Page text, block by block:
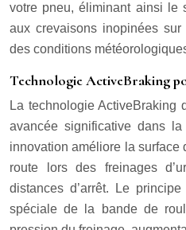
votre pneu, éliminant ainsi le
aux crevaisons inopinées
des conditions
Technologie ActiveBraking
La technologie ActiveBraking
avancée significative dans
innovation améliore la surface
route lors des freinages
distances d’arrêt. Le
spéciale de la bande de